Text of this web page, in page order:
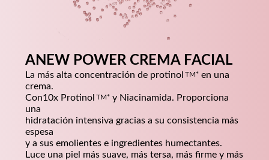
ANEW POWER CREMA FACIAL
La más alta concentración de protinol
en una
crema.
Con10x Protinol
y Niacinamida. Proporciona
una
hidratación intensiva gracias a su consistencia más
espesa
y a sus emolientes e ingredientes humectantes.
Luce una piel más suave, más tersa, más firme y más